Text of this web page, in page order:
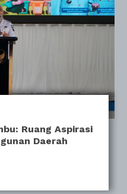
Ruang Aspirasi
Daerah